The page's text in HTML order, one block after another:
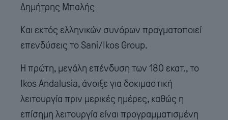
Δημήτρης Μπαλής
Και εκτός ελληνικών συνόρων πραγματοποιεί
επενδύσεις το Sani/Ikos Group.
Η πρώτη, μεγάλη επένδυση των 180 εκατ., το
Ikos Andalusia, άνοιξε για δοκιμαστική
λειτουργία πριν μερικές ημέρες, καθώς η
επίσημη λειτουργία είναι προγραμματισμένη